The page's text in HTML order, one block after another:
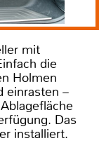
mit
die
Holmen
einrasten –
Das
installiert.